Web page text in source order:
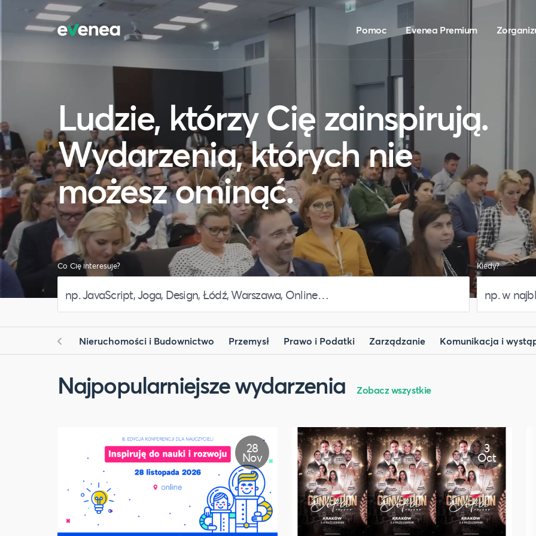
Pomoc Evenea Premium
Ludzie, którzy Cię zainspirują.
Wydarzenia, których nie
możesz ominąć.
Co Cię interesuje? Kiedy?
Nieruchomości i Budownictwo Przemysł Prawo i Podatki Zarządzanie Komunikacja i
Najpopularniejsze wydarzenia Zobacz wszystkie
28
Nov
3
Oct